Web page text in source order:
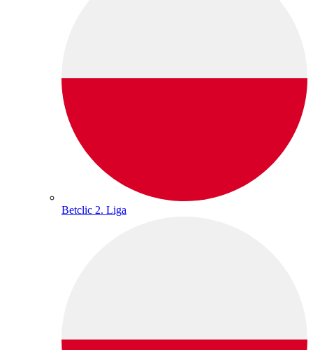
Betclic 2. Liga